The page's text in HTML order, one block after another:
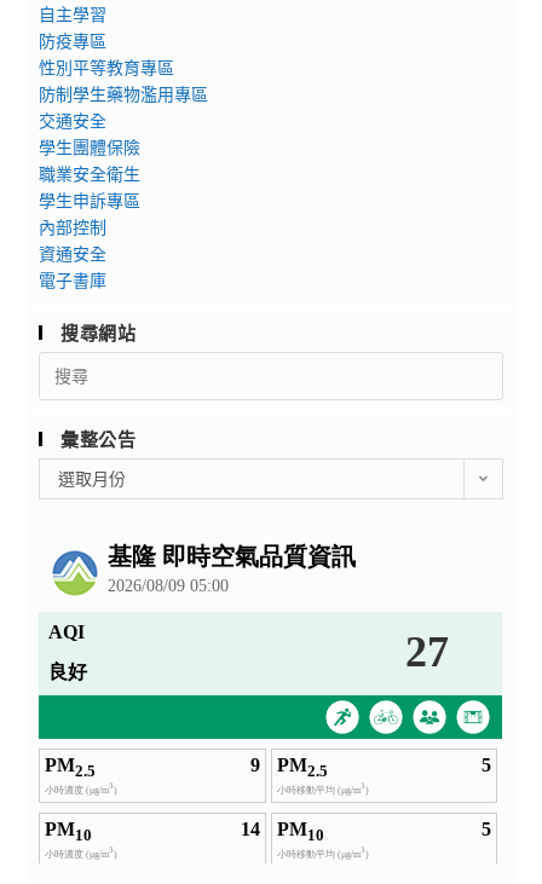
自主學習
防疫專區
性別平等教育專區
防制學生藥物濫用專區
交通安全
學生團體保險
職業安全衛生
學生申訴專區
內部控制
資通安全
電子書庫
搜尋網站
Search
for:
彙整公告
整
選取月份